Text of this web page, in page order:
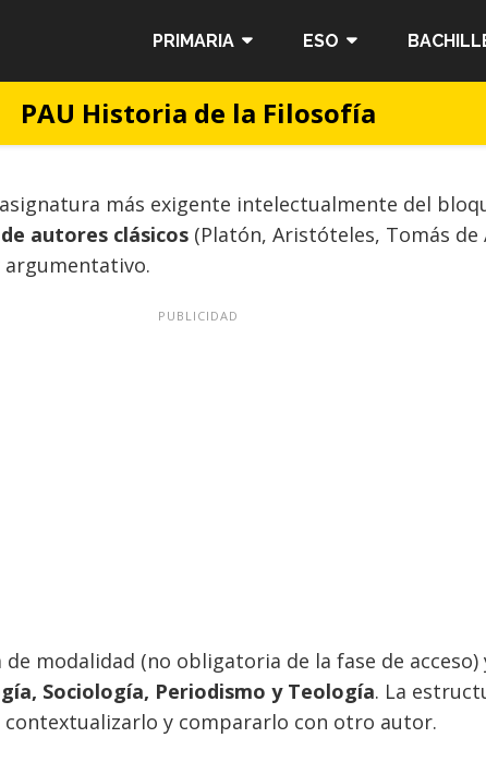
PRIMARIA ESO
PAU Historia de la Filosofía
más exigente intelectualmente del
autores clásicos (Platón, Aristóteles, Tomás de
argumentativo.
de modalidad (no obligatoria de la fase de
Sociología, Periodismo y Teología. La
y compararlo con otro autor.